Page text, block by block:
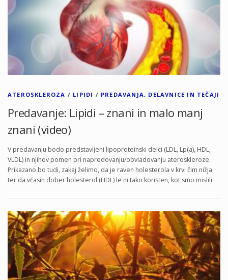
ATEROSKLEROZA / LIPIDI / PREDAVANJA, DELAVNICE IN TEČAJI
Predavanje: Lipidi – znani in malo manj
znani (video)
V predavanju bodo predstavljeni lipoproteinski delci (LDL, Lp(a), HDL,
VLDL) in njihov pomen pri napredovanju/obvladovanju ateroskleroze.
Prikazano bo tudi, zakaj želimo, da je raven holesterola v krvi čim nižja
ter da včasih dober holesterol (HDL) le ni tako koristen, kot smo mislili.